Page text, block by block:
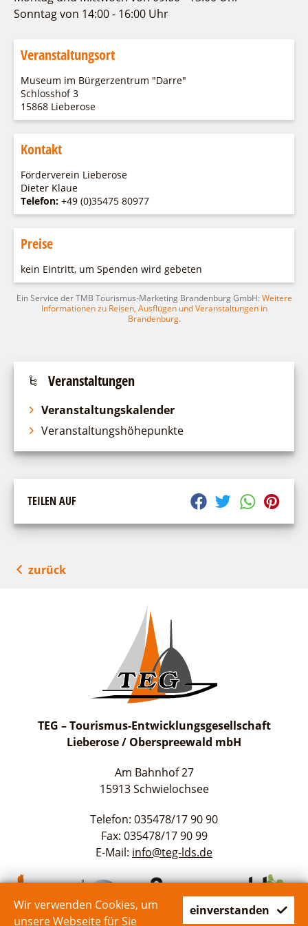
Einkaufen
Gruppen
Fremdenverkehrsvereine
Kahnfahrten
Fahrgastschiff
Campingplatz Jessern
Wirtschaftsförderung
Regionalentwicklung
Bürgerbus
Naturwelt Lieberoser Heide
Staatlich anerkannter Erholungsort Goyatz
Mein Brandenburg – Infostelen
Unternehmensbetreuung
ILB
Service
Über uns
Team
Infomaterial
einverstanden
Wir verwenden Cookies, um
unsere Webseite für Sie
Sonntag von 14:00 - 16:00 Uhr
Veranstaltungsort
Museum im Bürgerzentrum "Darre"
Schlosshof 3
15868 Lieberose
Kontakt
Förderverein Lieberose
Dieter Klaue
Telefon: +49 (0)35475 80977
Preise
kein Eintritt, um Spenden wird gebeten
Ein Service der TMB Tourismus-Marketing Brandenburg GmbH:Weitere
Informationen zu Reisen, Ausflügen und Veranstaltungen in
Brandenburg.
Veranstaltungen
Veranstaltungskalender
Veranstaltungshöhepunkte
TEILEN AUF
zurück
TEG – Tourismus-Entwicklungsgesellschaft
Lieberose / Oberspreewald mbH
Am Bahnhof 27
15913 Schwielochsee
Telefon: 035478/17 90 90
Fax: 035478/17 90 99
E-Mail: info@teg-lds.de